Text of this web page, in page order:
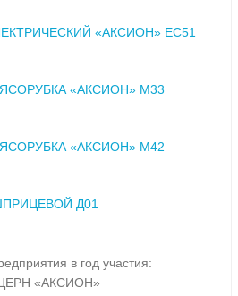
«АКСИОН» ЕС51
«АКСИОН» М33
«АКСИОН» М42
Д01
в год участия:
«АКСИОН»